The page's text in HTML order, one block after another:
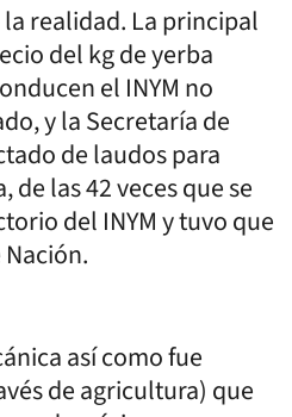
la realidad. La principal
del kg de yerba
el INYM no
y la Secretaría de
de laudos para
las 42 veces que se
del INYM y tuvo que
así como fue
de agricultura) que